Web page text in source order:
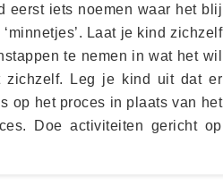
eerst iets noemen waar het blij
Laat je kind zichzelf
te nemen in wat het wil
zichzelf. Leg je kind uit dat er
op het proces in plaats van het
Doe activiteiten gericht op